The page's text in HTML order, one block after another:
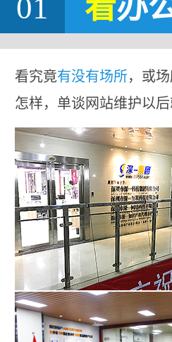
01 看办
看究竟有没有场所，或
怎样，单谈网站维护以